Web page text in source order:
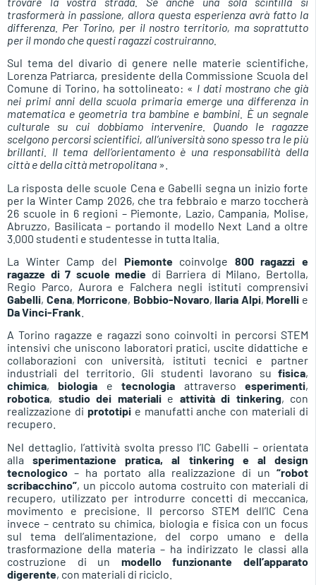
trasformerà in passione, allora questa esperienza avrà fatto la
differenza. Per Torino, per il nostro territorio, ma soprattutto
per il mondo che questi ragazzi costruiranno.
Sul tema del divario di genere nelle materie scientifiche,
Lorenza Patriarca, presidente della Commissione Scuola del
Comune di Torino, ha sottolineato: « I dati mostrano che già
nei primi anni della scuola primaria emerge una differenza in
matematica e geometria tra bambine e bambini. È un segnale
culturale su cui dobbiamo intervenire. Quando le ragazze
scelgono percorsi scientifici, all’università sono spesso tra le più
brillanti. Il tema dell’orientamento è una responsabilità della
città e della città metropolitana ».
La risposta delle scuole Cena e Gabelli segna un inizio forte
per la Winter Camp 2026, che tra febbraio e marzo toccherà
26 scuole in 6 regioni – Piemonte, Lazio, Campania, Molise,
Abruzzo, Basilicata – portando il modello Next Land a oltre
3.000 studenti e studentesse in tutta Italia.
La Winter Camp del Piemontecoinvolge 800 ragazzi e
ragazze di 7 scuole medie di Barriera di Milano, Bertolla,
Regio Parco, Aurora e Falchera negli istituti comprensivi
Gabelli, Cena, Morricone, Bobbio-Novaro, Ilaria Alpi, Morelli e
Da Vinci-Frank
A Torino ragazze e ragazzi sono coinvolti in percorsi STEM
intensivi che uniscono laboratori pratici, uscite didattiche e
collaborazioni con università, istituti tecnici e partner
industriali del territorio. Gli studenti lavorano su fisica,
chimica,biologia etecnologia attraversoesperimenti,
robotica, studio dei materialie attività di tinkering, con
realizzazione di prototipie manufatti anche con materiali di
recupero.
Nel dettaglio, l’attività svolta presso l’IC Gabelli – orientata
allasperimentazione pratica, al tinkering e al design
tecnologico – ha portato alla realizzazione di un “robot
scribacchino”, un piccolo automa costruito con materiali di
recupero, utilizzato per introdurre concetti di meccanica,
movimento e precisione. Il percorso STEM dell’IC Cena
invece – centrato su chimica, biologia e fisica con un focus
sul tema dell’alimentazione, del corpo umano e della
trasformazione della materia – ha indirizzato le classi alla
costruzione di un modello funzionante dell’apparato
digerente, con materiali di riciclo.